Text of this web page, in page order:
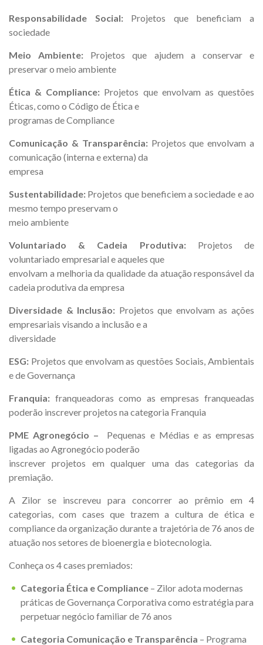
Responsabilidade Social:Projetos que beneficiam a
sociedade
Meio Ambiente: Projetos que ajudem a conservar e
preservar o meio ambiente
Ética & Compliance: Projetos que envolvam as questões
Éticas, como o Código de Ética e
programas de Compliance
Comunicação & Transparência:Projetos que envolvam a
comunicação (interna e externa) da
empresa
Sustentabilidade: Projetos que beneficiem a sociedade e ao
mesmo tempo preservam o
meio ambiente
Voluntariado & Cadeia Produtiva:Projetos de
voluntariado empresarial e aqueles que
envolvam a melhoria da qualidade da atuação responsável da
cadeia produtiva da empresa
Diversidade & Inclusão: Projetos que envolvam as ações
empresariais visando a inclusão e a
diversidade
ESG: Projetos que envolvam as questões Sociais, Ambientais
e de Governança
Franquia: franqueadoras como as empresas franqueadas
poderão inscrever projetos na categoria Franquia
PME Agronegócio – Pequenas e Médias e as empresas
ligadas ao Agronegócio poderão
inscrever projetos em qualquer uma das categorias da
premiação.
A Zilor se inscreveu para concorrer ao prêmio em 4
categorias, com cases que trazem a cultura de ética e
compliance da organização durante a trajetória de 76 anos de
atuação nos setores de bioenergia e biotecnologia.
Conheça os 4 cases premiados:
Categoria Ética e Compliance – Zilor adota modernas
práticas de Governança Corporativa como estratégia para
perpetuar negócio familiar de 76 anos
Categoria Comunicação e Transparência – Programa